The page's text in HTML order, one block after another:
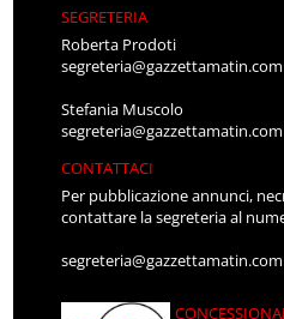
SEGRETERIA
Roberta Prodoti
segreteria@gazzettamatin.com
Stefania Muscolo
segreteria@gazzettamatin.com
CONTATTACI
Per pubblicazione annunci,
contattare la segreteria al
segreteria@gazzettamatin.com